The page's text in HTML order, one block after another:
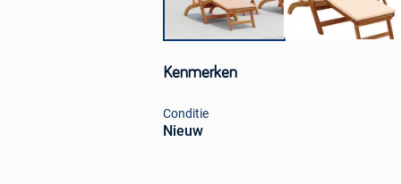
Kenmerken
Conditie
Nieuw